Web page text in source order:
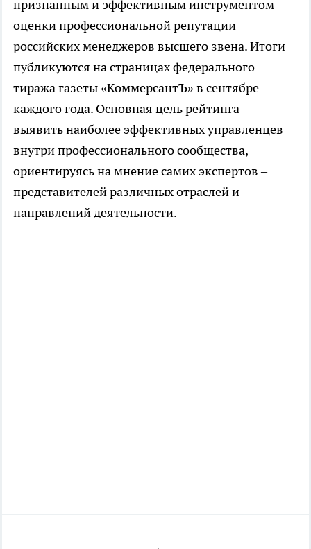
признанным и эффективным инструментом
оценки профессиональной репутации
российских менеджеров высшего звена. Итоги
публикуются на страницах федерального
тиража газеты «КоммерсантЪ» в сентябре
каждого года. Основная цель рейтинга –
выявить наиболее эффективных управленцев
внутри профессионального сообщества,
ориентируясь на мнение самих экспертов –
представителей различных отраслей и
направлений деятельности.